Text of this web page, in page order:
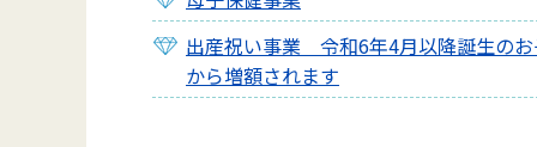
出産祝い事業 令和6年4月以降誕生のお
から増額されます